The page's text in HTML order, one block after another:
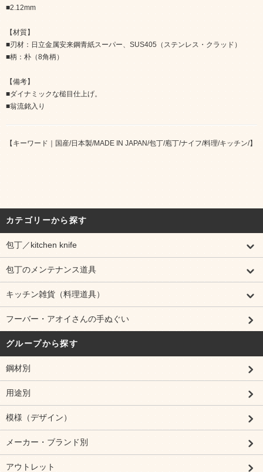
■2.12mm
【材質】
■刃材：日立金属安来鋼青紙スーパー、SUS405（ステンレス・クラッド）
■柄：朴（8角柄）
【備考】
■ダイナミックな槌目仕上げ。
■翁流銘入り
【キーワード｜国産/日本製/MADE IN JAPAN/包丁/庖丁/ナイフ/料理/キッチン/】
カテゴリーから探す
包丁／kitchen knife
包丁のメンテナンス道具
キッチン雑貨（料理道具）
フーバー・アオイさんの手ぬぐい
グループから探す
鋼材別
用途別
模様（デザイン）
メーカー・ブランド別
アウトレット